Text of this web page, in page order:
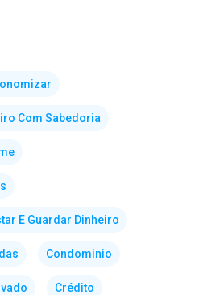
Com Sabedoria
E Guardar Dinheiro
Condominio
Crédito